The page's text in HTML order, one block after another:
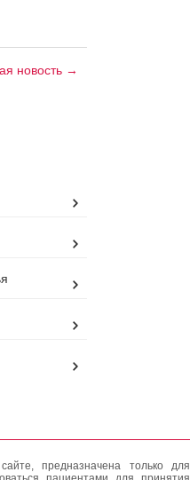
новость →
предназначена только для